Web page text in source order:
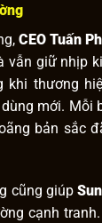
CEO Tuấn
vẫn giữ nhịp
khi thương
mới. Mỗi
bản sắc
cũng giúp
cạnh